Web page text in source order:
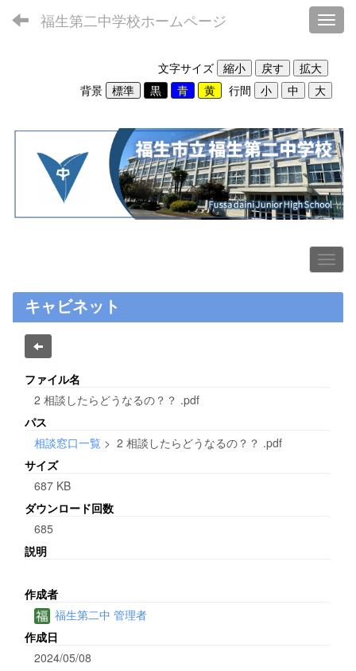
福生第二中学校ホームページ
文字サイズ
背景
行間
キャビネット
ファイル名
2 相談したらどうなるの？？ .pdf
パス
相談窓口一覧 > 2 相談したらどうなるの？？ .pdf
サイズ
687 KB
ダウンロード回数
685
説明
作成者
福生第二中 管理者
作成日
2024/05/08